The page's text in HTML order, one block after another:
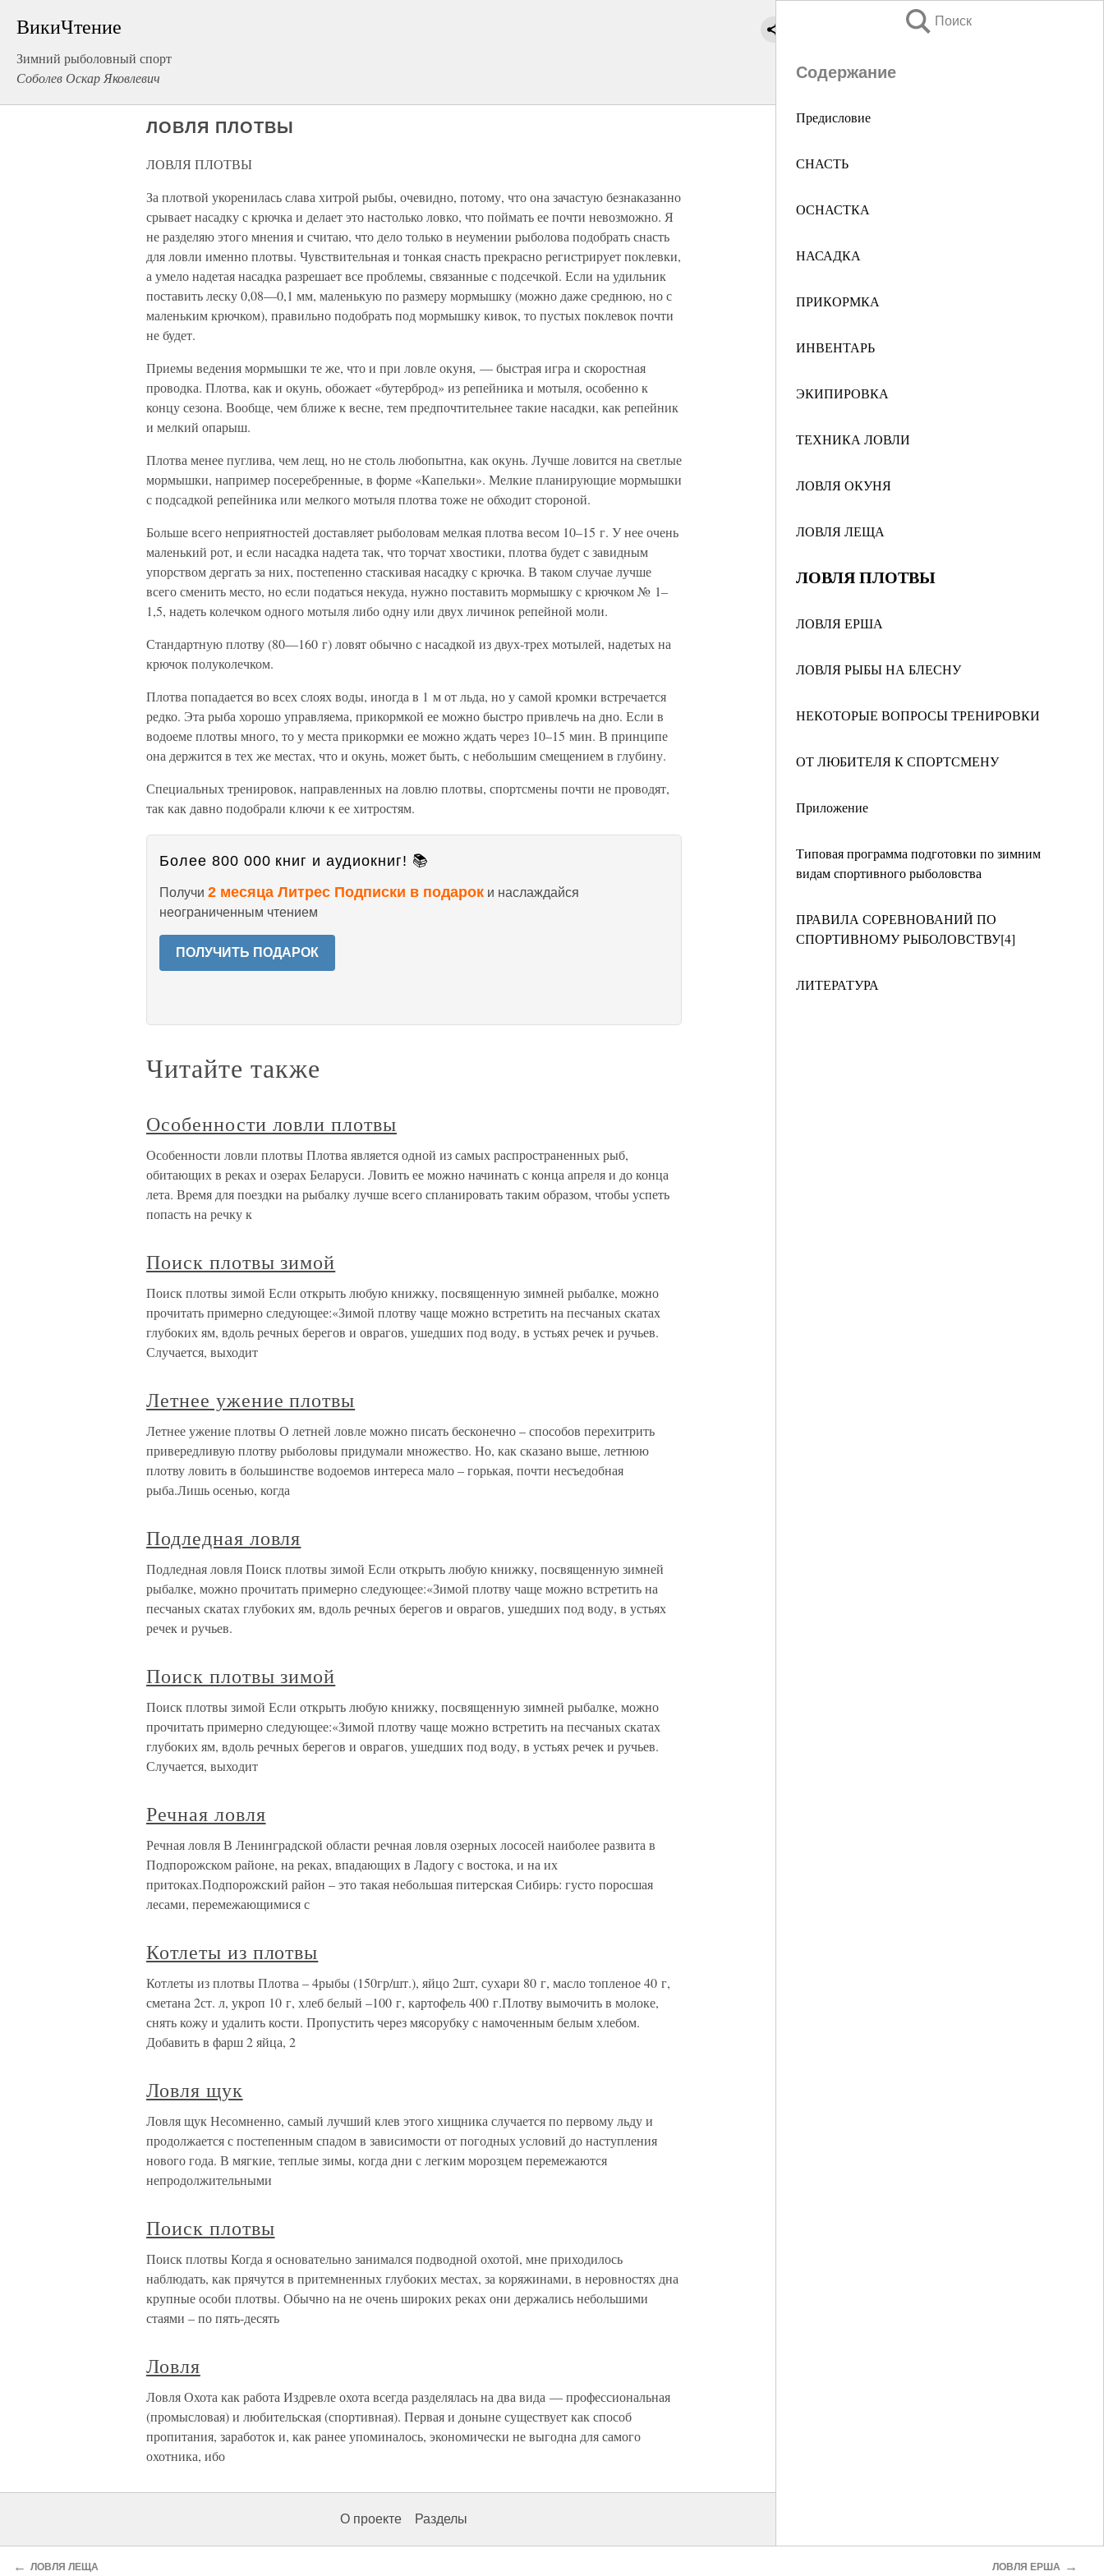
ВикиЧтение
Зимний рыболовный спорт
Соболев Оскар Яковлевич
Поиск
Содержание
Предисловие
СНАСТЬ
ОСНАСТКА
НАСАДКА
ПРИКОРМКА
ИНВЕНТАРЬ
ЭКИПИРОВКА
ТЕХНИКА ЛОВЛИ
ЛОВЛЯ ОКУНЯ
ЛОВЛЯ ЛЕЩА
ЛОВЛЯ ПЛОТВЫ
ЛОВЛЯ ЕРША
ЛОВЛЯ РЫБЫ НА БЛЕСНУ
НЕКОТОРЫЕ ВОПРОСЫ ТРЕНИРОВКИ
ОТ ЛЮБИТЕЛЯ К СПОРТСМЕНУ
Приложение
Типовая программа подготовки по зимним
видам спортивного рыболовства
ПРАВИЛА СОРЕВНОВАНИЙ ПО
СПОРТИВНОМУ РЫБОЛОВСТВУ[4]
ЛИТЕРАТУРА
ЛОВЛЯ ПЛОТВЫ
ЛОВЛЯ ПЛОТВЫ
За плотвой укоренилась слава хитрой рыбы, очевидно, потому, что она зачастую безнаказанно
срывает насадку с крючка и делает это настолько ловко, что поймать ее почти невозможно. Я
не разделяю этого мнения и считаю, что дело только в неумении рыболова подобрать снасть
для ловли именно плотвы. Чувствительная и тонкая снасть прекрасно регистрирует поклевки,
а умело надетая насадка разрешает все проблемы, связанные с подсечкой. Если на удильник
поставить леску 0,08—0,1 мм, маленькую по размеру мормышку (можно даже среднюю, но с
маленьким крючком), правильно подобрать под мормышку кивок, то пустых поклевок почти
не будет.
Приемы ведения мормышки те же, что и при ловле окуня, — быстрая игра и скоростная
проводка. Плотва, как и окунь, обожает «бутерброд» из репейника и мотыля, особенно к
концу сезона. Вообще, чем ближе к весне, тем предпочтительнее такие насадки, как репейник
и мелкий опарыш.
Плотва менее пуглива, чем лещ, но не столь любопытна, как окунь. Лучше ловится на светлые
мормышки, например посеребренные, в форме «Капельки». Мелкие планирующие мормышки
с подсадкой репейника или мелкого мотыля плотва тоже не обходит стороной.
Больше всего неприятностей доставляет рыболовам мелкая плотва весом 10–15 г. У нее очень
маленький рот, и если насадка надета так, что торчат хвостики, плотва будет с завидным
упорством дергать за них, постепенно стаскивая насадку с крючка. В таком случае лучше
всего сменить место, но если податься некуда, нужно поставить мормышку с крючком № 1–
1,5, надеть колечком одного мотыля либо одну или двух личинок репейной моли.
Стандартную плотву (80—160 г) ловят обычно с насадкой из двух-трех мотылей, надетых на
крючок полуколечком.
Плотва попадается во всех слоях воды, иногда в 1 м от льда, но у самой кромки встречается
редко. Эта рыба хорошо управляема, прикормкой ее можно быстро привлечь на дно. Если в
водоеме плотвы много, то у места прикормки ее можно ждать через 10–15 мин. В принципе
она держится в тех же местах, что и окунь, может быть, с небольшим смещением в глубину.
Специальных тренировок, направленных на ловлю плотвы, спортсмены почти не проводят,
так как давно подобрали ключи к ее хитростям.
Более 800 000 книг и аудиокниг! 📚
Получи 2 месяца Литрес Подписки в подарок и наслаждайся
неограниченным чтением
ПОЛУЧИТЬ ПОДАРОК
Читайте также
Особенности ловли плотвы
Особенности ловли плотвы Плотва является одной из самых распространенных рыб,
обитающих в реках и озерах Беларуси. Ловить ее можно начинать с конца апреля и до конца
лета. Время для поездки на рыбалку лучше всего спланировать таким образом, чтобы успеть
попасть на речку к
Поиск плотвы зимой
Поиск плотвы зимой Если открыть любую книжку, посвященную зимней рыбалке, можно
прочитать примерно следующее:«Зимой плотву чаще можно встретить на песчаных скатах
глубоких ям, вдоль речных берегов и оврагов, ушедших под воду, в устьях речек и ручьев.
Случается, выходит
Летнее ужение плотвы
Летнее ужение плотвы О летней ловле можно писать бесконечно – способов перехитрить
привередливую плотву рыболовы придумали множество. Но, как сказано выше, летнюю
плотву ловить в большинстве водоемов интереса мало – горькая, почти несъедобная
рыба.Лишь осенью, когда
Подледная ловля
Подледная ловля Поиск плотвы зимой Если открыть любую книжку, посвященную зимней
рыбалке, можно прочитать примерно следующее:«Зимой плотву чаще можно встретить на
песчаных скатах глубоких ям, вдоль речных берегов и оврагов, ушедших под воду, в устьях
речек и ручьев.
Поиск плотвы зимой
Поиск плотвы зимой Если открыть любую книжку, посвященную зимней рыбалке, можно
прочитать примерно следующее:«Зимой плотву чаще можно встретить на песчаных скатах
глубоких ям, вдоль речных берегов и оврагов, ушедших под воду, в устьях речек и ручьев.
Случается, выходит
Речная ловля
Речная ловля В Ленинградской области речная ловля озерных лососей наиболее развита в
Подпорожском районе, на реках, впадающих в Ладогу с востока, и на их
притоках.Подпорожский район – это такая небольшая питерская Сибирь: густо поросшая
лесами, перемежающимися с
Котлеты из плотвы
Котлеты из плотвы Плотва – 4рыбы (150гр/шт.), яйцо 2шт, сухари 80 г, масло топленое 40 г,
сметана 2ст. л, укроп 10 г, хлеб белый –100 г, картофель 400 г.Плотву вымочить в молоке,
снять кожу и удалить кости. Пропустить через мясорубку с намоченным белым хлебом.
Добавить в фарш 2 яйца, 2
Ловля щук
Ловля щук Несомненно, самый лучший клев этого хищника случается по первому льду и
продолжается с постепенным спадом в зависимости от погодных условий до наступления
нового года. В мягкие, теплые зимы, когда дни с легким морозцем перемежаются
непродолжительными
Поиск плотвы
Поиск плотвы Когда я основательно занимался подводной охотой, мне приходилось
наблюдать, как прячутся в притемненных глубоких местах, за коряжинами, в неровностях дна
крупные особи плотвы. Обычно на не очень широких реках они держались небольшими
стаями – по пять-десять
Ловля
Ловля Охота как работа Издревле охота всегда разделялась на два вида — профессиональная
(промысловая) и любительская (спортивная). Первая и доныне существует как способ
пропитания, заработок и, как ранее упоминалось, экономически не выгодна для самого
охотника, ибо
О проекте Разделы
← ЛОВЛЯ ЛЕЩА ЛОВЛЯ ЕРША →